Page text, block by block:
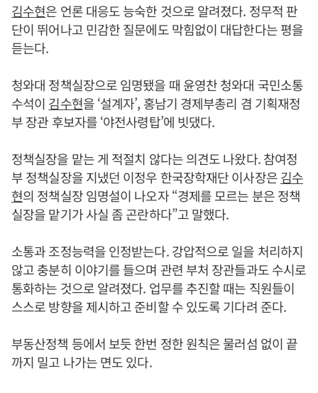
김수현은 언론 대응도 능숙한 것으로 알려졌다. 정무적 판
단이 뛰어나고 민감한 질문에도 막힘없이 대답한다는 평을
듣는다.
청와대 정책실장으로 임명됐을 때 윤영찬 청와대 국민소통
수석이 김수현을 ‘설계자’, 홍남기 경제부총리 겸 기획재정
부 장관 후보자를 ‘야전사령탑’에 빗댔다.
정책실장을 맡는 게 적절치 않다는 의견도 나왔다. 참여정
부 정책실장을 지냈던 이정우 한국장학재단 이사장은김수
현의 정책실장 임명설이 나오자 “경제를 모르는 분은 정책
실장을 맡기가 사실 좀 곤란하다”고 말했다.
소통과 조정능력을 인정받는다. 강압적으로 일을 처리하지
않고 충분히 이야기를 들으며 관련 부처 장관들과도 수시로
통화하는 것으로 알려졌다. 업무를 추진할 때는 직원들이
스스로 방향을 제시하고 준비할 수 있도록 기다려 준다.
부동산정책 등에서 보듯 한번 정한 원칙은 물러섬 없이 끝
까지 밀고 나가는 면도 있다.